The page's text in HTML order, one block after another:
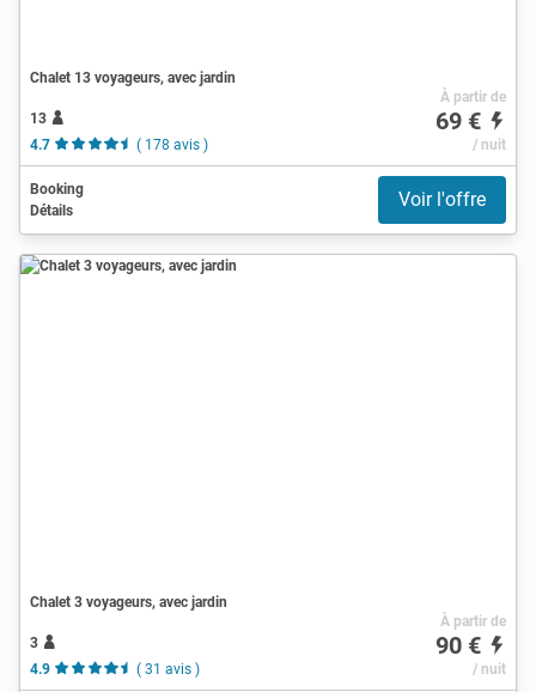
Chalet 13 voyageurs, avec jardin
13
4.7
( 178 avis )
À partir de
69 €
/ nuit
Booking
Détails
Voir l'offre
Chalet 3 voyageurs, avec jardin
3
4.9
( 31 avis )
À partir de
90 €
/ nuit